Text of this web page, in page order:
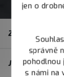
jen o
správně
pohodlnou
s námi na
Zákaznický
JOY.BIKE